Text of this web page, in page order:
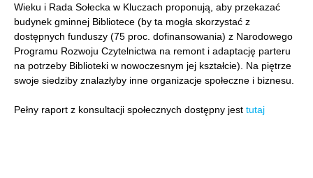
Wieku i Rada Sołecka w Kluczach proponują, aby przekazać
budynek gminnej Bibliotece (by ta mogła skorzystać z
dostępnych funduszy (75 proc. dofinansowania) z Narodowego
Programu Rozwoju Czytelnictwa na remont i adaptację parteru
na potrzeby Biblioteki w nowoczesnym jej kształcie). Na piętrze
swoje siedziby znalazłyby inne organizacje społeczne i biznesu.
Pełny raport z konsultacji społecznych dostępny jest tutaj